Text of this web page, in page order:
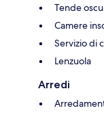
Tende
Camere
Servizio di
Lenzuola
Arredi